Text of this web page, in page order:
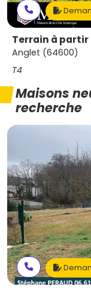
Terrain à partir
Anglet (64600)
T4
Maisons
recherche